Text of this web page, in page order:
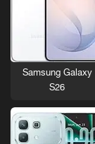
Samsung Galaxy
S26